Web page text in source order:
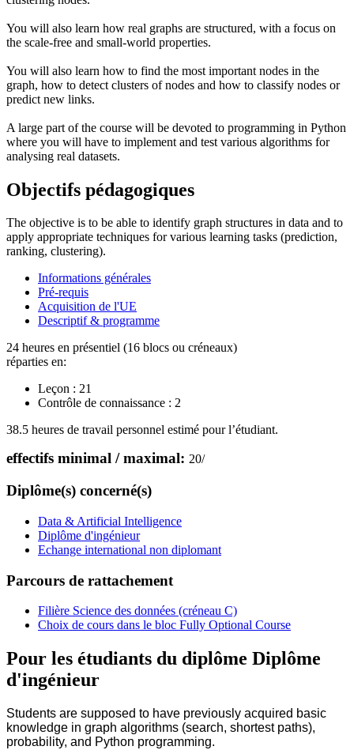
You will also learn how real graphs are structured, with a focus on
the scale-free and small-world properties.
You will also learn how to find the most important nodes in the
graph, how to detect clusters of nodes and how to classify nodes or
predict new links.
A large part of the course will be devoted to programming in Python
where you will have to implement and test various algorithms for
analysing real datasets.
Objectifs pédagogiques
The objective is to be able to identify graph structures in data and to
apply appropriate techniques for various learning tasks (prediction,
ranking, clustering).
Informations générales
Pré-requis
Acquisition de l'UE
Descriptif & programme
24 heures en présentiel (16 blocs ou créneaux)
réparties en:
Leçon : 21
Contrôle de connaissance : 2
38.5 heures de travail personnel estimé pour l’étudiant.
effectifs minimal / maximal: 20/
Diplôme(s) concerné(s)
Data & Artificial Intelligence
Diplôme d'ingénieur
Echange international non diplomant
Parcours de rattachement
Filière Science des données (créneau C)
Choix de cours dans le bloc Fully Optional Course
Pour les étudiants du diplôme Diplôme
d'ingénieur
Students are supposed to have previously acquired basic
knowledge in graph algorithms (search, shortest paths),
probability, and Python programming.